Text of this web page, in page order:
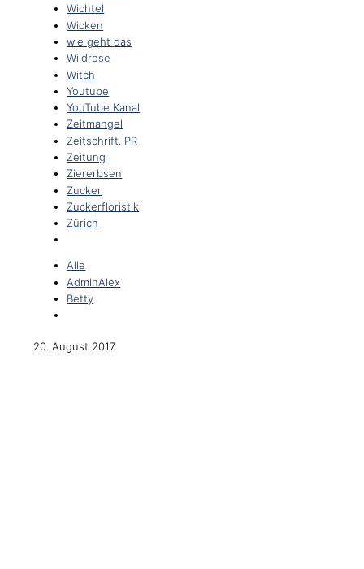
Wichtel
Wicken
wie geht das
Wildrose
Witch
Youtube
YouTube Kanal
Zeitmangel
Zeitschrift. PR
Zeitung
Ziererbsen
Zucker
Zuckerfloristik
Zürich
Alle
AdminAlex
Betty
20. August 2017